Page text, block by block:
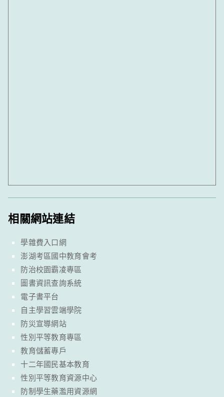
相關網站連結
學雜費入口網
澎湖考區國中教育會考
防治校園霸凌專區
圖書資訊查詢系統
電子書平台
自主學習雲端學院
防災宣導網站
性別平等教育專區
教育儲蓄專戶
十二年國民基本教育
性別平等教育資源中心
防制學生藥濫用資源網